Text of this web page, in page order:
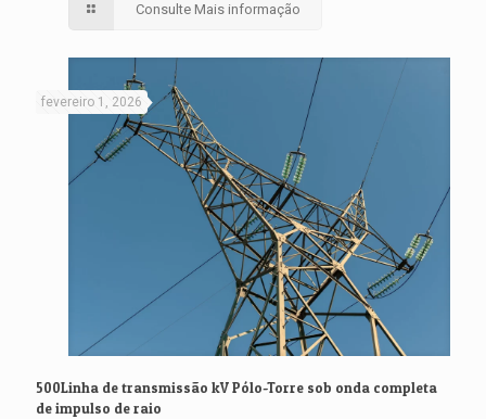
Consulte Mais informação
fevereiro 1, 2026
500Linha de transmissão kV Pólo-Torre sob onda completa
de impulso de raio